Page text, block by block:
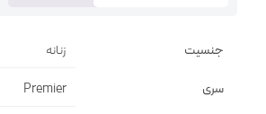
جنسیت زنانه
سری Premier